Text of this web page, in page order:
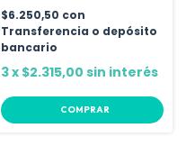
$6.250,50 con
Transferencia o depósito
bancario
3x $2.315,00 sin interés
COMPRAR